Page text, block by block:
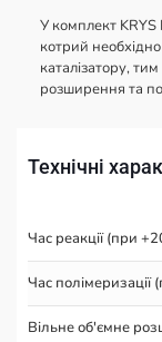
У комплект KRYS
котрий
каталізатору,
розширення та
Технічні
Час реакції (при
Час полімеризації
Вільне об'ємне